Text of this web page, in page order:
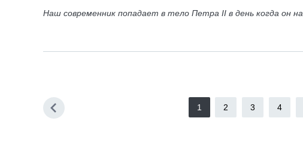
Наш современник попадает в тело Петра II в день когда он
1 2 3 4